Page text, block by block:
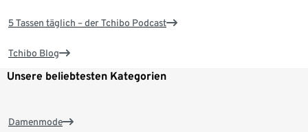
5 Tassen täglich – der Tchibo Podcast
Tchibo Blog
Unsere beliebtesten Kategorien
Damenmode